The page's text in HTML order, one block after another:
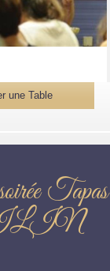
une Table
Tapas